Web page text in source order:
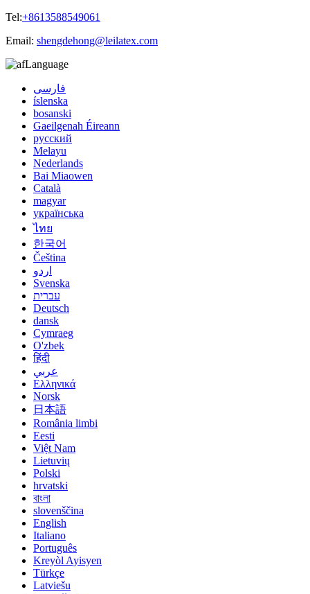
Tel:+8613588549061
Email: shengdehong@leilatex.com
Language
فارسی
íslenska
bosanski
Gaeilgenah Éireann
русский
Melayu
Nederlands
Bai Miaowen
Català
magyar
українська
ไทย
한국어
Čeština
اردو
Svenska
עברית
Deutsch
dansk
Cymraeg
O'zbek
हिंदी
عربي
Ελληνικά
Norsk
日本語
România limbi
Eesti
Việt Nam
Lietuvių
Polski
hrvatski
বাংলা
slovenščina
English
Italiano
Português
Kreyòl Ayisyen
Türkçe
Latviešu